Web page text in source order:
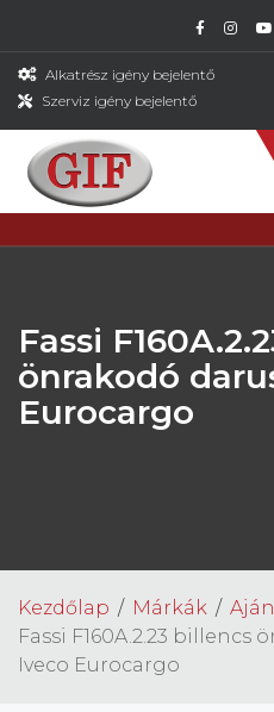
Alkatrész igény bejelentő
Szerviz igény bejelentő
Fassi
önrakodó
Eurocargo
Kezdőlap Márkák
Fassi F160A.2.23 billencs
Iveco Eurocargo